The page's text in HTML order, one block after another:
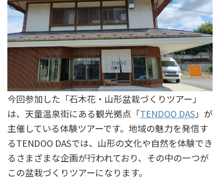
今回参加した「石木花・山形盆栽づくりツアー」
は、天童温泉街にある観光拠点「TENDOO DAS」が
主催している体験ツアーです。地域の魅力を発信す
るTENDOO DASでは、山形の文化や自然を体験でき
るさまざまな企画が行われており、その中の一つが
この盆栽づくりツアーになります。